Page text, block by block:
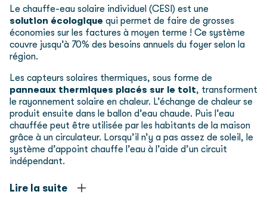
Le chauffe-eau solaire individuel (CESI) est une
solution écologique qui permet de faire de grosses
économies sur les factures à moyen terme ! Ce système
couvre jusqu’à 70% des besoins annuels du foyer selon la
région.
Les capteurs solaires thermiques, sous forme de
panneaux thermiques placés sur le toit, transforment
le rayonnement solaire en chaleur. L’échange de chaleur se
produit ensuite dans le ballon d’eau chaude. Puis l’eau
chauffée peut être utilisée par les habitants de la maison
grâce à un circulateur. Lorsqu’il n’y a pas assez de soleil, le
système d’appoint chauffe l’eau à l’aide d’un circuit
indépendant.
Lire la suite